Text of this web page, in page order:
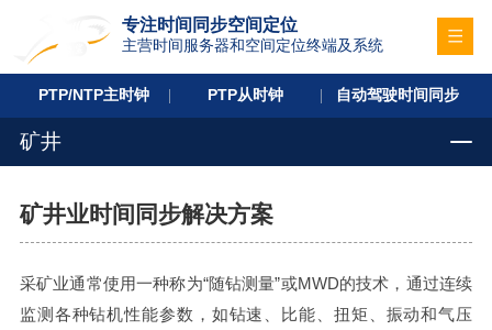
专注时间同步空间定位
主营时间服务器和空间定位终端及系统
PTP/NTP主时钟 PTP从时钟 自动驾驶时间同步
矿井
矿井业时间同步解决方案
采矿业通常使用一种称为“随钻测量”或MWD的技术，通过连续
监测各种钻机性能参数，如钻速、比能、扭矩、振动和气压